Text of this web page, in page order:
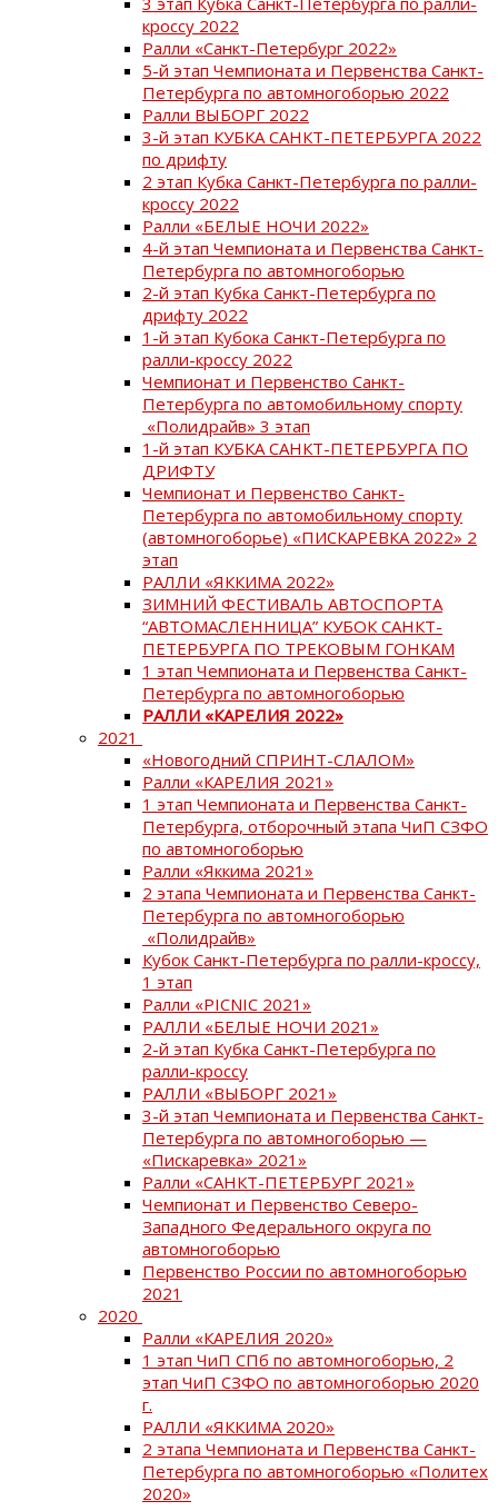
кроссу 2022
Ралли «Санкт-Петербург 2022»
5-й этап Чемпионата и Первенства Санкт-
Петербурга по автомногоборью 2022
Ралли ВЫБОРГ 2022
3-й этап КУБКА САНКТ-ПЕТЕРБУРГА 2022
по дрифту
2 этап Кубка Санкт-Петербурга по ралли-
кроссу 2022
Ралли «БЕЛЫЕ НОЧИ 2022»
4-й этап Чемпионата и Первенства Санкт-
Петербурга по автомногоборью
2-й этап Кубка Санкт-Петербурга по
дрифту 2022
1-й этап Кубока Санкт-Петербурга по
ралли-кроссу 2022
Чемпионат и Первенство Санкт-
Петербурга по автомобильному спорту
«Полидрайв» 3 этап
1-й этап КУБКА САНКТ-ПЕТЕРБУРГА ПО
ДРИФТУ
Чемпионат и Первенство Санкт-
Петербурга по автомобильному спорту
(автомногоборье) «ПИСКАРЕВКА 2022» 2
этап
РАЛЛИ «ЯККИМА 2022»
ЗИМНИЙ ФЕСТИВАЛЬ АВТОСПОРТА
“АВТОМАСЛЕННИЦА” КУБОК САНКТ-
ПЕТЕРБУРГА ПО ТРЕКОВЫМ ГОНКАМ
1 этап Чемпионата и Первенства Санкт-
Петербурга по автомногоборью
РАЛЛИ «КАРЕЛИЯ 2022»
2021
«Новогодний СПРИНТ-СЛАЛОМ»
Ралли «КАРЕЛИЯ 2021»
1 этап Чемпионата и Первенства Санкт-
Петербурга, отборочный этапа ЧиП СЗФО
по автомногоборью
Ралли «Яккима 2021»
2 этапа Чемпионата и Первенства Санкт-
Петербурга по автомногоборью
«Полидрайв»
Кубок Санкт-Петербурга по ралли-кроссу,
1 этап
Ралли «PICNIC 2021»
РАЛЛИ «БЕЛЫЕ НОЧИ 2021»
2-й этап Кубка Санкт-Петербурга по
ралли-кроссу
РАЛЛИ «ВЫБОРГ 2021»
3-й этап Чемпионата и Первенства Санкт-
Петербурга по автомногоборью —
«Пискаревка» 2021»
Ралли «САНКТ-ПЕТЕРБУРГ 2021»
Чемпионат и Первенство Северо-
Западного Федерального округа по
автомногоборью
Первенство России по автомногоборью
2021
2020
Ралли «КАРЕЛИЯ 2020»
1 этап ЧиП СПб по автомногоборью, 2
этап ЧиП СЗФО по автомногоборью 2020
г.
РАЛЛИ «ЯККИМА 2020»
2 этапа Чемпионата и Первенства Санкт-
Петербурга по автомногоборью «Политех
2020»